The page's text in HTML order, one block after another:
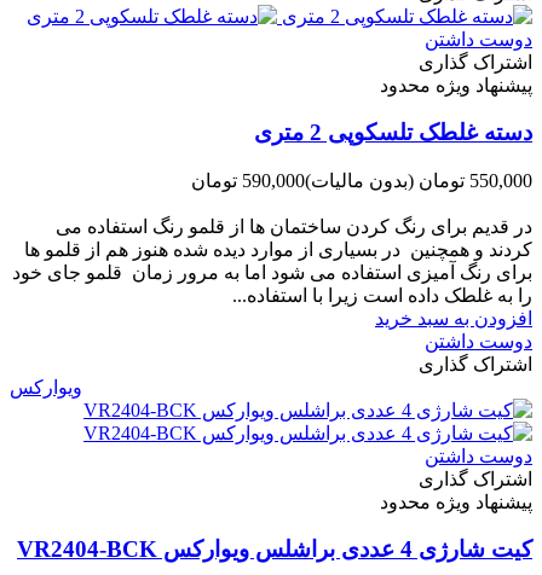
دوست داشتن
اشتراک گذاری
پیشنهاد ویژه محدود
دسته غلطک تلسکوپی 2 متری
550,000 تومان (بدون مالیات)590,000 تومان
در قدیم برای رنگ کردن ساختمان ها از قلمو رنگ استفاده می
کردند و همچنین در بسیاری از موارد دیده شده هنوز هم از قلمو ها
برای رنگ آمیزی استفاده می شود اما به مرور زمان قلمو جای خود
را به غلطک داده است زیرا با استفاده...
افزودن به سبد خرید
دوست داشتن
اشتراک گذاری
ویوارکس
دوست داشتن
اشتراک گذاری
پیشنهاد ویژه محدود
کیت شارژی 4 عددی براشلس ویوارکس VR2404-BCK